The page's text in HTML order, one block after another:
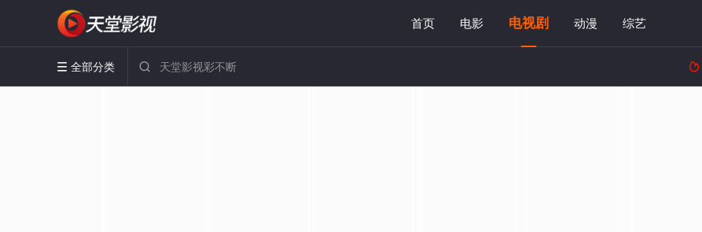
首页 电影 电视剧 动漫 综艺
 全部分类  